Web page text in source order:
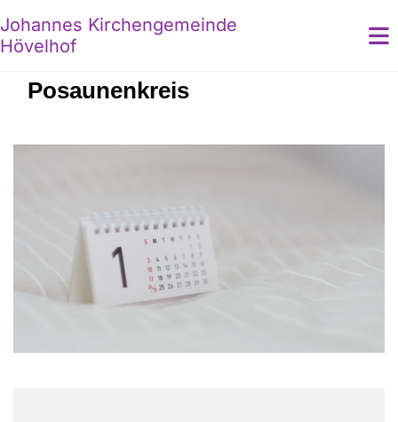
Johannes Kirchengemeinde
Hövelhof
Posaunenkreis